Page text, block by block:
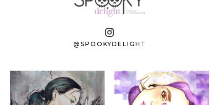
@SPOOKYDELIGHT